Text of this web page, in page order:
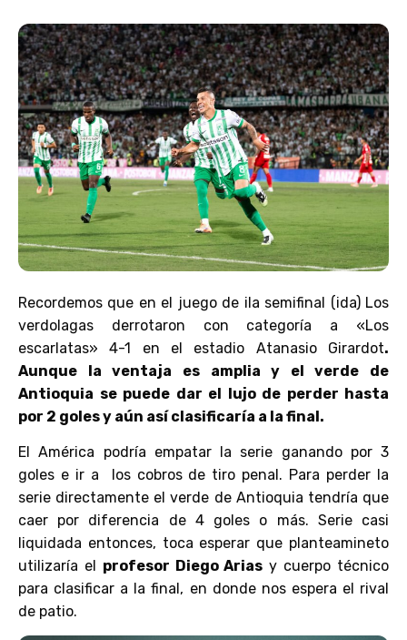
Recordemos que en el juego de ila semifinal (ida) Los
verdolagas derrotaron con categoría a «Los
escarlatas» 4-1 en el estadio Atanasio Girardot.
Aunque la ventaja es amplia y el verde de
Antioquia se puede dar el lujo de perder hasta
por 2 goles y aún así clasificaría a la final.
El América podría empatar la serie ganando por 3
goles e ir a los cobros de tiro penal. Para perder la
serie directamente el verde de Antioquia tendría que
caer por diferencia de 4 goles o más. Serie casi
liquidada entonces, toca esperar que planteamineto
utilizaría el profesor Diego Arias y cuerpo técnico
para clasificar a la final, en donde nos espera el rival
de patio.